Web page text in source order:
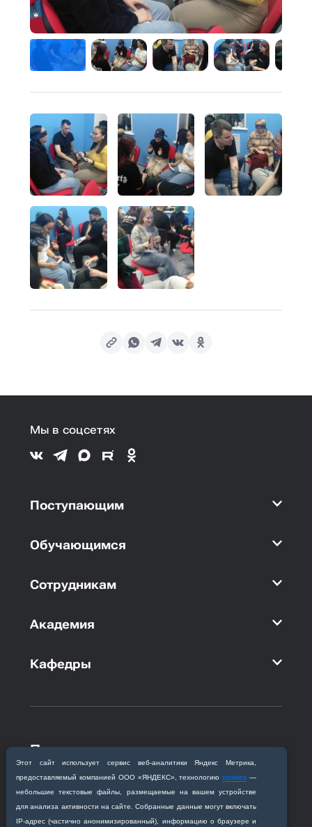
Этот сайт использует сервис веб‑аналитики Яндекс Метрика,
предоставляемый компанией ООО «ЯНДЕКС», технологиюcookies —
небольшие текстовые файлы, размещаемые на вашем устройстве
для анализа активности на сайте. Собранные данные могут включать
IP‑адрес (частично анонимизированный), информацию о браузере и
Мы в соцсетях
Поступающим
Обучающимся
Сотрудникам
Академия
Кафедры
Приемная комиссия
Благовещенск, ул. Горького, 95
+7 (4162) 319‒016
abitur@amursma.su
Сведения об образовательной